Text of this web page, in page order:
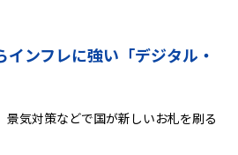
ンフレに強い「デジタル・
景気対策などで国が新しいお札を刷る